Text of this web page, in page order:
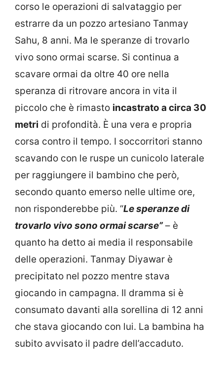
corso le operazioni di salvataggio per
estrarre da un pozzo artesiano Tanmay
Sahu, 8 anni. Ma le speranze di trovarlo
vivo sono ormai scarse. Si continua a
scavare ormai da oltre 40 ore nella
speranza di ritrovare ancora in vita il
piccolo che è rimasto incastrato a circa 30
metri di profondità. È una vera e propria
corsa contro il tempo. I soccorritori stanno
scavando con le ruspe un cunicolo laterale
per raggiungere il bambino che però,
secondo quanto emerso nelle ultime ore,
non risponderebbe più. “Le speranze di
trovarlo vivo sono ormai scarse”– è
quanto ha detto ai media il responsabile
delle operazioni. Tanmay Diyawar è
precipitato nel pozzo mentre stava
giocando in campagna. Il dramma si è
consumato davanti alla sorellina di 12 anni
che stava giocando con lui. La bambina ha
subito avvisato il padre dell’accaduto.